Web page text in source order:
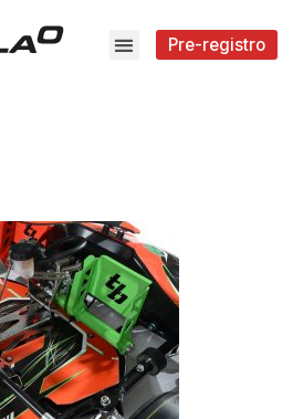
Pre-registro